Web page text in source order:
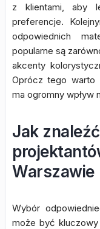
z klientami, aby
preferencje.
odpowiednich
popularne są
akcenty
Oprócz tego warto
ma ogromny wpływ
Jak
Warszawie
Wybór
może być kluczowy